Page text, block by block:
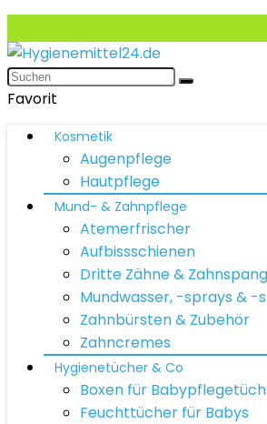
Favorit
Kosmetik
Augenpflege
Hautpflege
Mund- & Zahnpflege
Atemerfrischer
Aufbissschienen
Dritte Zähne &
Mundwasser, -sprays & -
Zahnbürsten & Zubehör
Zahncremes
Hygienetücher & Co
Boxen für
Feuchttücher für Babys